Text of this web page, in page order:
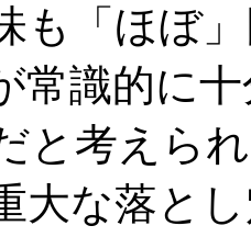
も「ほぼ
常識的に
と考えら
な落と